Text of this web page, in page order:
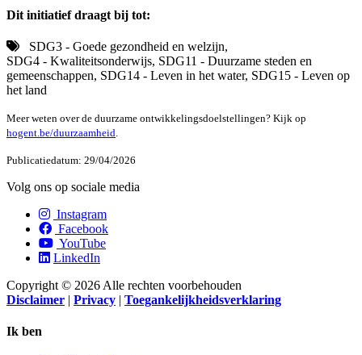
Dit initiatief draagt bij tot:
SDG3 - Goede gezondheid en welzijn,
SDG4 - Kwaliteitsonderwijs, SDG11 - Duurzame steden en
gemeenschappen, SDG14 - Leven in het water, SDG15 - Leven op
het land
Meer weten over de duurzame ontwikkelingsdoelstellingen? Kijk op
hogent.be/duurzaamheid
Publicatiedatum: 29/04/2026
Volg ons op sociale media
Instagram
Facebook
YouTube
LinkedIn
Copyright © 2026 Alle rechten voorbehouden
Disclaimer | Privacy | Toegankelijkheidsverklaring
Ik ben